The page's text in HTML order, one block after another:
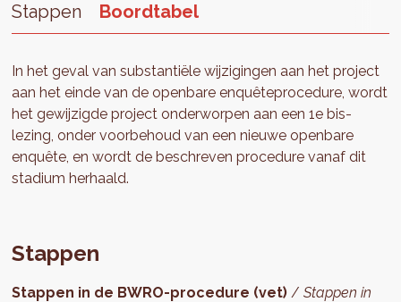
Stappen Boordtabel
In het geval van substantiële wijzigingen aan het project
aan het einde van de openbare enquêteprocedure, wordt
het gewijzigde project onderworpen aan een 1e bis-
lezing, onder voorbehoud van een nieuwe openbare
enquête, en wordt de beschreven procedure vanaf dit
stadium herhaald.
Stappen
Stappen in de BWRO-procedure (vet) /Stappen in